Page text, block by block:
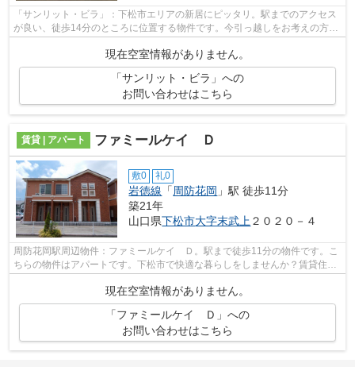
「サンリット・ビラ」：下松市エリアの新居にピッタリ。駅までのアクセス
が良い、徒歩14分のところに位置する物件です。今引っ越しをお考えの方に
おすすめなのが、こちらのアパートで...
現在空室情報がありません。
「サンリット・ビラ」への
お問い合わせはこちら
賃貸 | アパート ファミールケイ Ｄ
敷0 礼0
岩徳線 「 周防花岡 」駅 徒歩11分
築21年
山口県下松市大字末武上 ２０２０－４
周防花岡駅周辺物件：ファミールケイ Ｄ。駅まで徒歩11分の物件です。こ
ちらの物件はアパートです。下松市で快適な暮らしをしませんか？賃貸住宅
をお探しでしたら、地域特化型の当社...
現在空室情報がありません。
「ファミールケイ Ｄ」への
お問い合わせはこちら